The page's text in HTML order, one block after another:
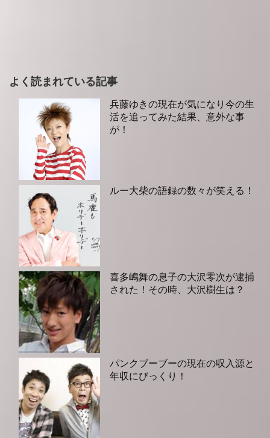
よく読まれている記事
兵藤ゆきの現在が気になり今の生
活を追ってみた結果、意外な事
が！
ルー大柴の語録の数々が笑える！
喜多嶋舞の息子の大沢零次が逮捕
された！その時、大沢樹生は？
パンクブーブーの現在の収入源と
年収にびっくり！